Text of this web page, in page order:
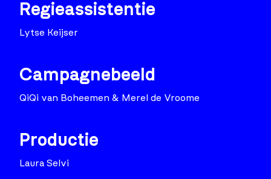
Regieassistentie
Lytse Keijser
Campagnebeeld
QiQi van Boheemen & Merel de Vroome
Productie
Laura Selvi